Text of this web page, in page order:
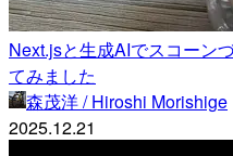
Next.jsと生成AIでスコーン
てみました
森茂洋 / Hiroshi Morishige
2025.12.21